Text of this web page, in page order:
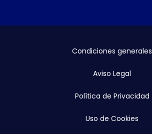
Condiciones generales
Aviso Legal
Política de Privacidad
Uso de Cookies